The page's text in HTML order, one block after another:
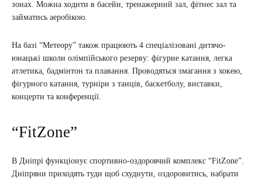
зонах. Можна ходити в басейн, тренажерний зал, фітнес зал та
займатись аеробікою.
На базі “Метеору” також працюють 4 спеціалізовані дитячо-
юнацькі школи олімпійського резерву: фігурне катання, легка
атлетика, бадмінтон та плавання. Проводяться змагання з хокею,
фігурного катання, турніри з танців, баскетболу, виставки,
концерти та конференції.
“FitZone”
В Дніпрі функціонує спортивно-оздоровчий комплекс “FitZone”.
Дніпряни приходять туди щоб схуднути, оздоровитись, набрати